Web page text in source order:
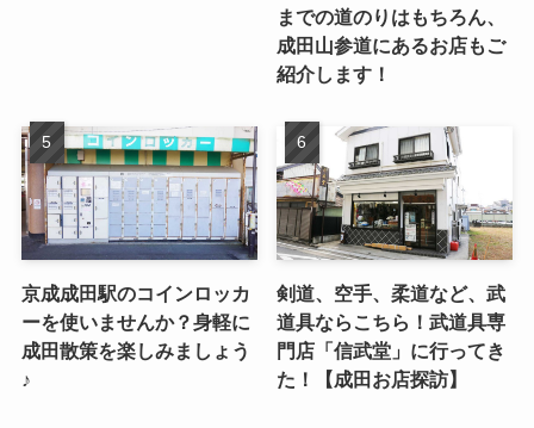
までの道のりはもちろん、
成田山参道にあるお店もご
紹介します！
京成成田駅のコインロッカ
ーを使いませんか？身軽に
成田散策を楽しみましょう
♪
剣道、空手、柔道など、武
道具ならこちら！武道具専
門店「信武堂」に行ってき
た！【成田お店探訪】